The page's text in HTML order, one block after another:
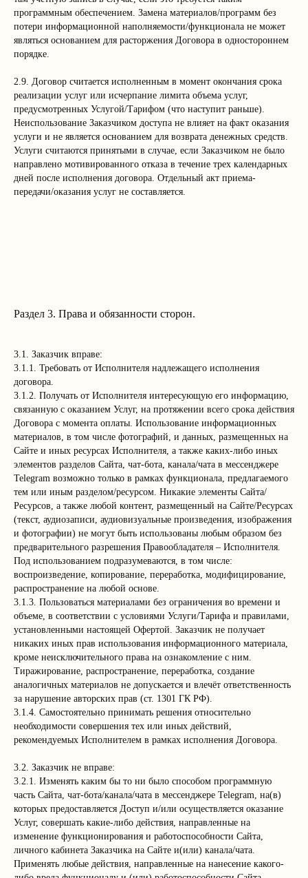
программным обеспечением. Замена материалов/программ без
потери информационной наполняемости/функционала не может
являться основанием для расторжения Договора в одностороннем
порядке.
2.9. Договор считается исполненным в момент окончания срока
реализации услуг или исчерпание лимита объема услуг,
предусмотренных Услугой/Тарифом (что наступит раньше).
Неиспользование Заказчиком доступа не влияет на факт оказания
услуги и не является основанием для возврата денежных средств.
Услуги считаются принятыми в случае, если Заказчиком не было
направлено мотивированного отказа в течение трех календарных
дней после исполнения договора. Отдельный акт приема-
передачи/оказания услуг не составляется.
Раздел 3. Права и обязанности сторон.
3.1. Заказчик вправе:
3.1.1. Требовать от Исполнителя надлежащего исполнения
договора.
3.1.2. Получать от Исполнителя интересующую его информацию,
связанную с оказанием Услуг, на протяжении всего срока действия
Договора с момента оплаты. Использование информационных
материалов, в том числе фотографий, и данных, размещенных на
Сайте и иных ресурсах Исполнителя, а также каких-либо иных
элементов разделов Сайта, чат-бота, канала/чата в мессенджере
Telegram возможно только в рамках функционала, предлагаемого
тем или иным разделом/ресурсом. Никакие элементы Сайта/
Ресурсов, а также любой контент, размещенный на Сайте/Ресурсах
(текст, аудиозаписи, аудиовизуальные произведения, изображения
и фотографии) не могут быть использованы любым образом без
предварительного разрешения Правообладателя – Исполнителя.
Под использованием подразумеваются, в том числе:
воспроизведение, копирование, переработка, модифицирование,
распространение на любой основе.
3.1.3. Пользоваться материалами без ограничения во времени и
объеме, в соответствии с условиями Услуги/Тарифа и правилами,
установленными настоящей Офертой. Заказчик не получает
никаких иных прав использования информационного материала,
кроме неисключительного права на ознакомление с ним.
Тиражирование, распространение, переработка, создание
аналогичных материалов не допускается и влечёт ответственность
за нарушение авторских прав (ст. 1301 ГК РФ).
3.1.4. Самостоятельно принимать решения относительно
необходимости совершения тех или иных действий,
рекомендуемых Исполнителем в рамках исполнения Договора.
3.2. Заказчик не вправе:
3.2.1. Изменять каким бы то ни было способом программную
часть Сайта, чат-бота/канала/чата в мессенджере Telegram, на(в)
которых предоставляется Доступ и/или осуществляется оказание
Услуг, совершать какие-либо действия, направленные на
изменение функционирования и работоспособности Сайта,
личного кабинета Заказчика на Сайте и(или) канала/чата.
Применять любые действия, направленные на нанесение какого-